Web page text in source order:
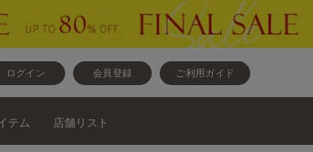
ログイン 会員登録 ご利用ガイド
テム 店舗リスト